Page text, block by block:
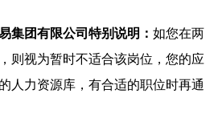
集团有限公司特别说明： 如您在两
则视为暂时不适合该岗位，您的应
人力资源库，有合适的职位时再通